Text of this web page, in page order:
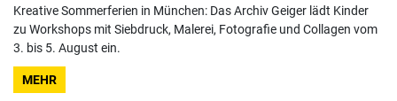
Kreative Sommerferien in München: Das Archiv Geiger lädt Kinder
zu Workshops mit Siebdruck, Malerei, Fotografie und Collagen vom
3. bis 5. August ein.
MEHR